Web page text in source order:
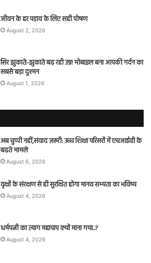
जीवन के हर पड़ाव के लिए सही पोषण
August 2, 2026
सिर झुकाते-झुकाते बढ़ रही उम्र! मोबाइल बना आपकी गर्दन का
सबसे बड़ा दुश्मन
August 1, 2026
अब चुप्पी नहीं,संवाद ज़रूरी: उच्च शिक्षा परिसरों में एचआईवी के
बढ़ते मामले
August 6, 2026
वृक्षों के संरक्षण से ही सुरक्षित होगा मानव सभ्यता का भविष्य
August 4, 2026
धर्मपत्नी का त्याग महापाप क्यों माना गया..?
August 4, 2026